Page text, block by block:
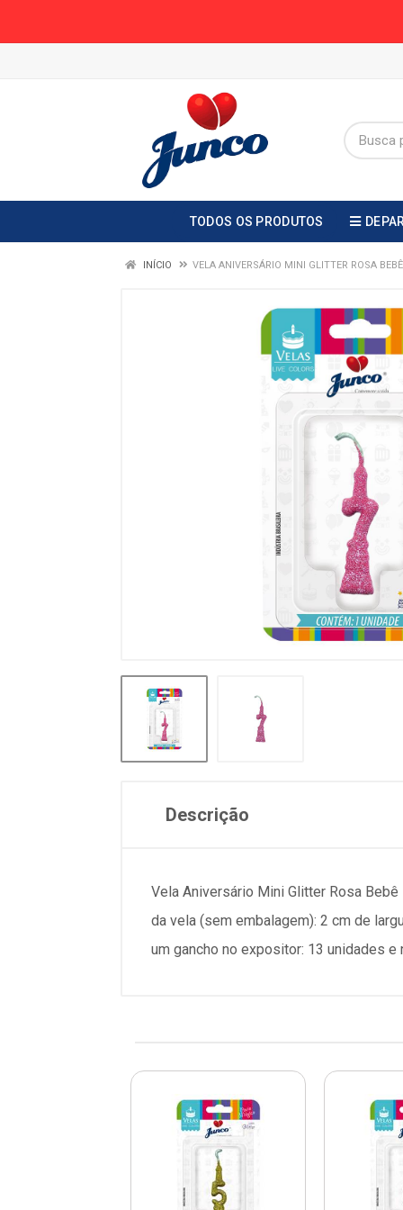
TODOS OS PRODUTOS
INÍCIO VELA ANIVERSÁRIO MINI GLITTER ROSA
Descrição
Vela Aniversário Mini Glitter Rosa
da vela (sem embalagem): 2 cm de
um gancho no expositor: 13 unidades e